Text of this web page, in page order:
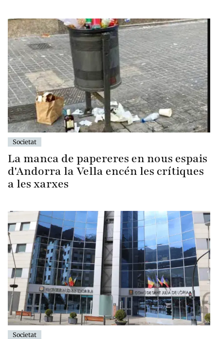
Societat
La manca de papereres en nous espais
d'Andorra la Vella encén les crítiques
a les xarxes
Societat